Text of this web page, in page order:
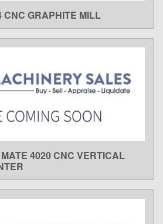
LEARN MORE
CNC GRAPHITE MILL
LEARN MORE
4020 CNC VERTICAL